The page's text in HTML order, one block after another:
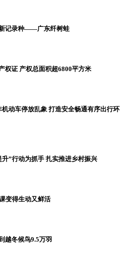
记录种——广东纤树蛙
权证 产权总面积超6800平方米
动车停放乱象 打造安全畅通有序出行环
”行动为抓手 扎实推进乡村振兴
变得生动又鲜活
越冬候鸟9.5万羽